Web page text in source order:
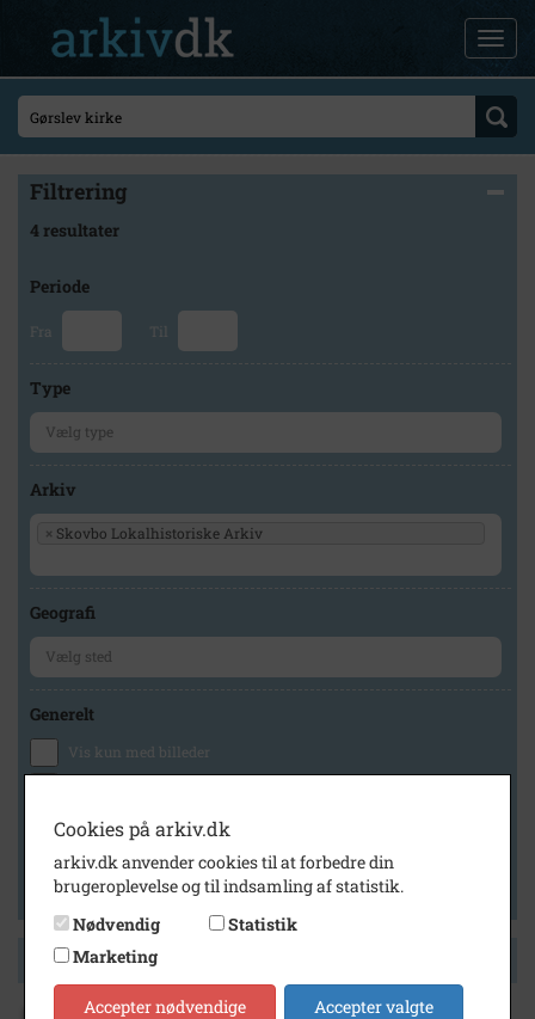
Filtrering
4 resultater
Periode
Fra Til
Type
Arkiv
× Skovbo Lokalhistoriske Arkiv
Geografi
Generelt
Vis kun med billeder
Vis kun med lydklip
Vis kun med kilder
Vis kun med geo-tag
Side 1 af 1
Cookies på arkiv.dk
arkiv.dk anvender cookies til at forbedre din
brugeroplevelse og til indsamling af statistik.
Nødvendig
Statistik
Marketing
Accepter nødvendige Accepter valgte